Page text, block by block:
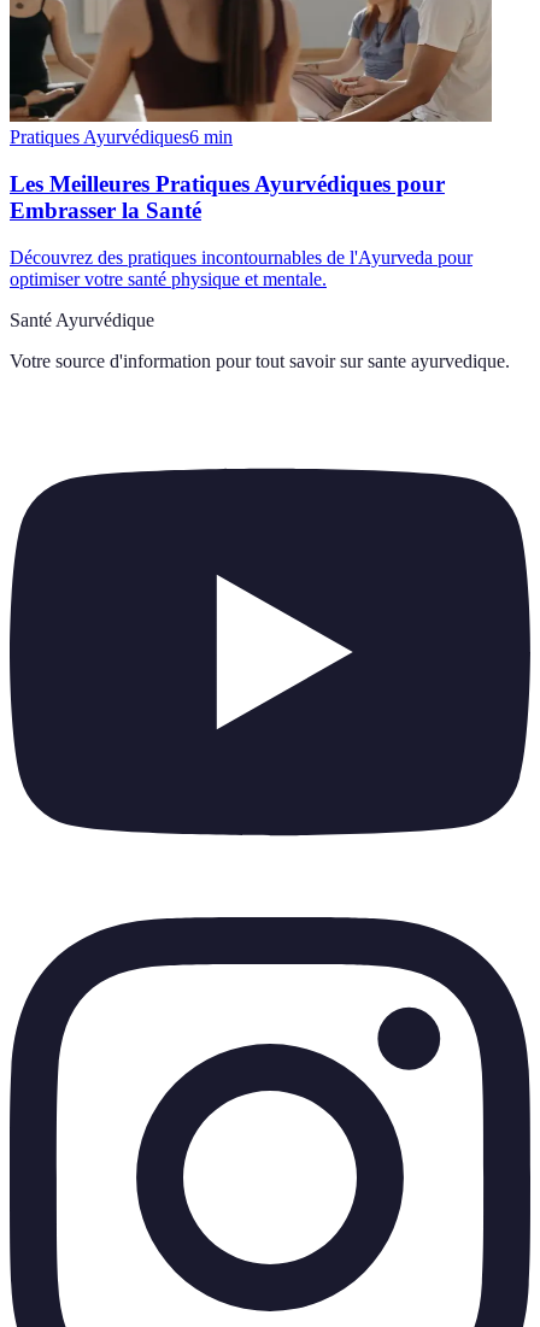
Pratiques Ayurvédiques6 min
Les Meilleures Pratiques Ayurvédiques pour
Embrasser la Santé
Découvrez des pratiques incontournables de l'Ayurveda pour
optimiser votre santé physique et mentale.
Santé Ayurvédique
Votre source d'information pour tout savoir sur sante ayurvedique.